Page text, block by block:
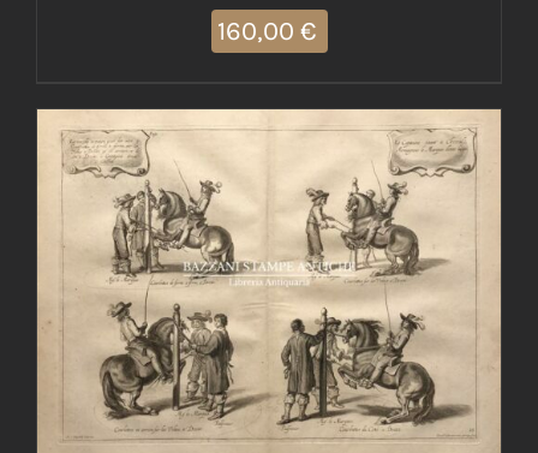
160,00 €
AGGIUNGI AL CARRELLO DETTAGLI